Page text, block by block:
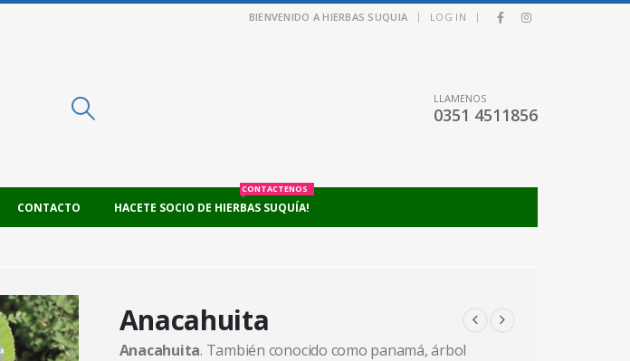
BIENVENIDO A HIERBAS SUQUIA | LOG IN |
LLAMENOS
0351 4511856
CONTACTO HACETE SOCIO DE HIERBAS SUQUÍA!
CONTACTENOS
Anacahuita
Anacahuita. También conocido como panamá, árbol